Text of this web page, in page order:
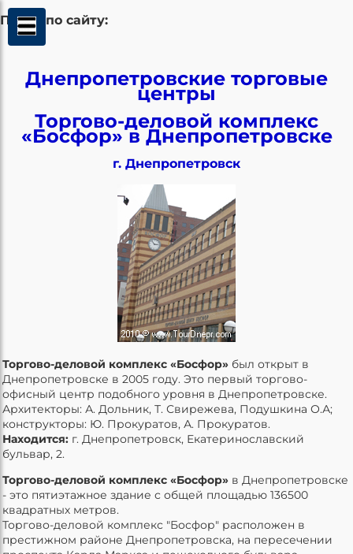
Поиск по сайту:
Днепропетровские торговые
центры
Торгово-деловой комплекс
«Босфор» в Днепропетровске
г. Днепропетровск
Торгово-деловой комплекс «Босфор» был открыт в
Днепропетровске в 2005 году. Это первый торгово-
офисный центр подобного уровня в Днепропетровске.
Архитекторы: А. Дольник, Т. Свирежева, Подушкина О.А;
конструкторы: Ю. Прокуратов, А. Прокуратов.
Находится: г. Днепропетровск, Екатеринославский
бульвар, 2.
Торгово-деловой комплекс «Босфор» в Днепропетровске
- это пятиэтажное здание с общей площадью 136500
квадратных метров.
Торгово-деловой комплекс "Босфор" расположен в
престижном районе Днепропетровска, на пересечении